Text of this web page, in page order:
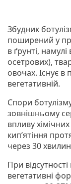
Збудник
поширений у
в ґрунті,
осетрових),
овочах. Існує в
вегетативній.
Спори
зовнішньому
впливу
кип’ятіння
через 30
При
вегетативні